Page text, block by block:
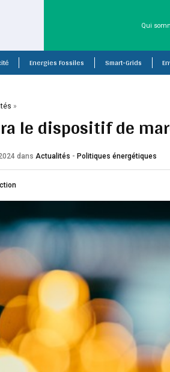
Qui
Energies Fossiles Smart-Grids
»
le dispositif de
dans Actualités -Politiques énergétiques